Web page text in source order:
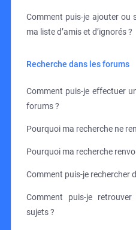
Comment puis-je ajouter ou
ma liste d’amis et d’ignorés ?
Recherche dans les forums
Comment puis-je effectuer
forums ?
Pourquoi ma recherche ne
Pourquoi ma recherche
Comment puis-je rechercher
Comment puis-je
sujets ?